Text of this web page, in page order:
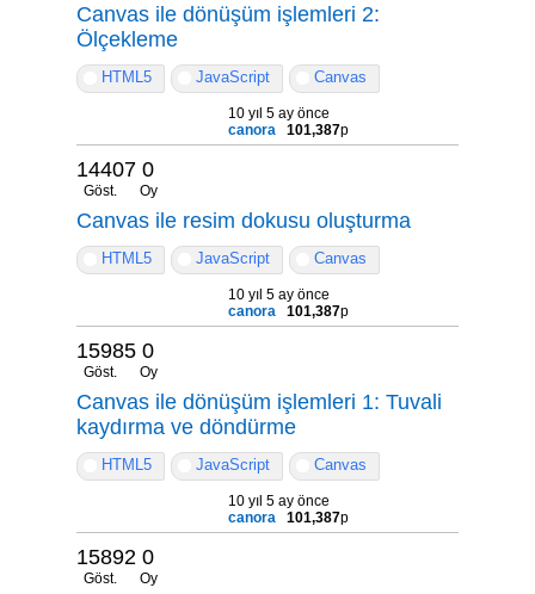
Canvas ile dönüşüm işlemleri 2:
Ölçekleme
HTML5 JavaScript Canvas
10 yıl 5 ay önce
canora
101,387p
14407
Göst.
0
Oy
Canvas ile resim dokusu oluşturma
HTML5 JavaScript Canvas
10 yıl 5 ay önce
canora
101,387p
15985
Göst.
0
Oy
Canvas ile dönüşüm işlemleri 1: Tuvali
kaydırma ve döndürme
HTML5 JavaScript Canvas
10 yıl 5 ay önce
canora
101,387p
15892
Göst.
0
Oy